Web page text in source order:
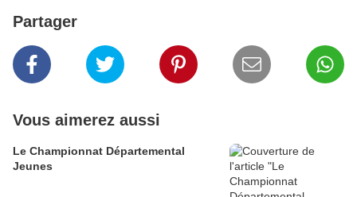
Partager
Vous aimerez aussi
Le Championnat Départemental
Jeunes